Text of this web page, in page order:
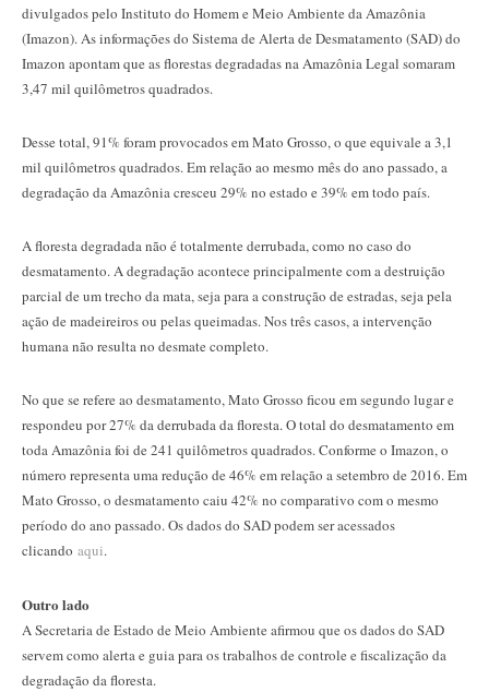
divulgados pelo Instituto do Homem e Meio Ambiente da Amazônia
(Imazon). As informações do Sistema de Alerta de Desmatamento (SAD) do
Imazon apontam que as florestas degradadas na Amazônia Legal somaram
3,47 mil quilômetros quadrados.
Desse total, 91% foram provocados em Mato Grosso, o que equivale a 3,1
mil quilômetros quadrados. Em relação ao mesmo mês do ano passado, a
degradação da Amazônia cresceu 29% no estado e 39% em todo país.
A floresta degradada não é totalmente derrubada, como no caso do
desmatamento. A degradação acontece principalmente com a destruição
parcial de um trecho da mata, seja para a construção de estradas, seja pela
ação de madeireiros ou pelas queimadas. Nos três casos, a intervenção
humana não resulta no desmate completo.
No que se refere ao desmatamento, Mato Grosso ficou em segundo lugar e
respondeu por 27% da derrubada da floresta. O total do desmatamento em
toda Amazônia foi de 241 quilômetros quadrados. Conforme o Imazon, o
número representa uma redução de 46% em relação a setembro de 2016. Em
Mato Grosso, o desmatamento caiu 42% no comparativo com o mesmo
período do ano passado. Os dados do SAD podem ser acessados
clicando aqui.
Outro lado
A Secretaria de Estado de Meio Ambiente afirmou que os dados do SAD
servem como alerta e guia para os trabalhos de controle e fiscalização da
degradação da floresta.